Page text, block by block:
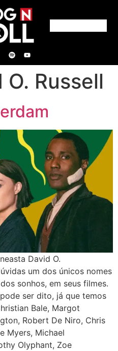
O. Russell
David O.
um dos únicos nomes
sonhos, em seus filmes.
ser dito, já que temos
Bale, Margot
Robert De Niro, Chris
Myers, Michael
Olyphant, Zoe